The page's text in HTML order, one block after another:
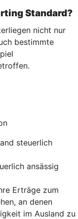
Standard?
nicht nur
bestimmte
steuerlich
ansässig
Erträge zum
an denen
im Ausland zu